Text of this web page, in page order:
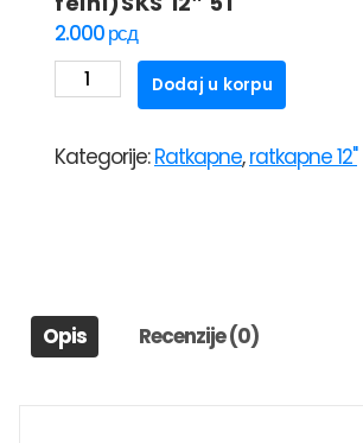
2.000рсд
RATKAPNE(poklopci
čeličnih
12"
Dodaj u korpu
Kategorije:Ratkapne,ratkapne 12"
Opis Recenzije (0)